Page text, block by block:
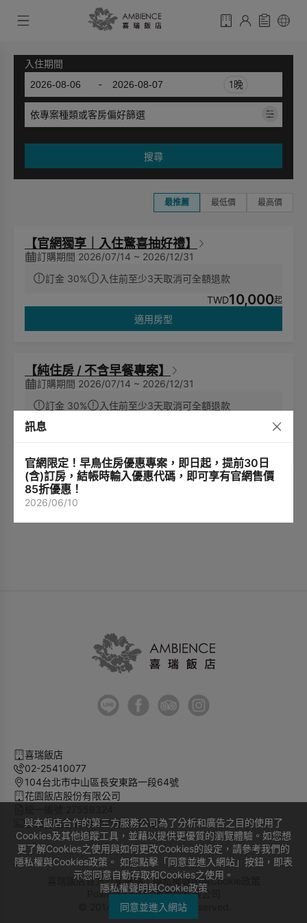
入住期間
-
1晚
依專案種類或客房偏好篩選
搜尋
最推薦 最低價 最高價
【官網獨享｜入住驚喜抽好禮】
訂購期間 2026/07/14 ~ 2026/12/31
訂金 30%
入住前至少3天取消可全額退款
TWD10,000起
適用房型
【純住房 / 不含早餐專案】
訂購期間 2026/07/14 ~ 2026/12/31
訂金 30%
入住前至少3天取消可全額退款
9,700起
訊息
官網限定！早鳥住房優惠專案，即日起，提前30日
(含)訂房，結帳時輸入優惠代碼，即可享有官網售價
85折優惠！
2026/06/10
與本飯店合作的第三方服務公司為了分析和廣告之目的使用了
Cookies及其他追蹤工具，並藉以提供更優質的瀏覽體驗。如您想
更了解Cookies之使用與如何更改Cookies的設定，請參考我們的
隱私權與Cookies政策。 如您點擊「同意並進入網站」按鈕，即表
示您同意自動存取和Cookies之使用。
隱私權聲明與Cookie政策
同意並進入網站
喜瑞飯店
02-25410077
104台北市中山區長安東路一段64號
花園飯店股份有限公司
旅宿登記證號 台北市旅館296號
喜瑞飯店官方訂房網站｜隱私權聲明與Cookie政策
Powered by曜通資訊有限公司
© 2014-2026 All Rights Reserved.